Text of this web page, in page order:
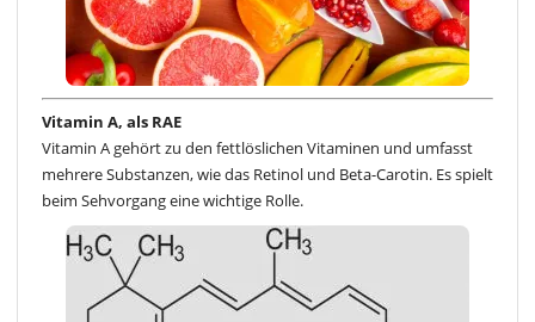
Vitamin A, als RAE
Vitamin A gehört zu den fettlöslichen Vitaminen und umfasst
mehrere Substanzen, wie das Retinol und Beta-Carotin. Es spielt
beim Sehvorgang eine wichtige Rolle.